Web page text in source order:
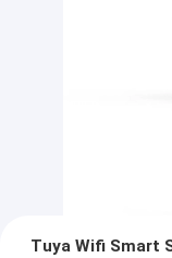
Tuya Wifi Smart